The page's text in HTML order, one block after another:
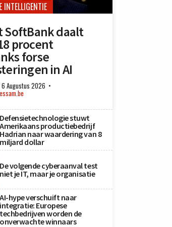
INTELLIGENTIE
SoftBank daalt
procent
forse
in AI
6 Augustus 2026
Defensietechnologie stuwt
Amerikaans productiebedrijf
Hadrian naar waardering van 8
miljard dollar
De volgende cyberaanval test
niet je IT, maar je organisatie
AI-hype verschuift naar
integratie: Europese
techbedrijven worden de
onverwachte winnaars